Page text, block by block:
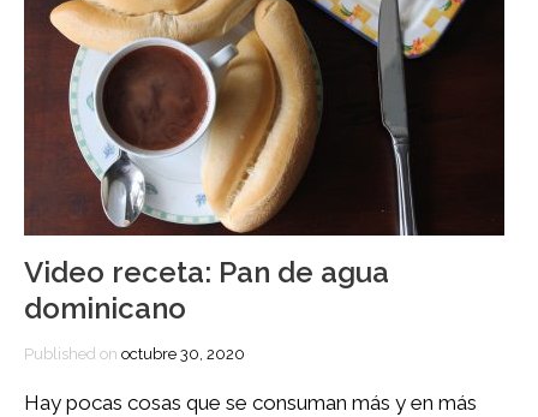
Video receta: Pan de agua
dominicano
Published on octubre 30, 2020
Hay pocas cosas que se consuman más y en más